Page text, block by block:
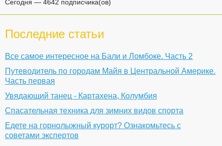
Сегодня — 4642 подписчика(ов)
Последние статьи
Все самое интересное на Бали и Ломбоке. Часть 2
Путеводитель по городам Майя в Центральной Америке.
Часть первая
Увядающий танец - Картахена, Колумбия
Спасательная техника для зимних видов спорта
Едете на горнолыжный курорт? Ознакомьтесь с
советами экспертов